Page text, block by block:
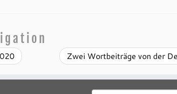
Zwei Wortbeiträge von der